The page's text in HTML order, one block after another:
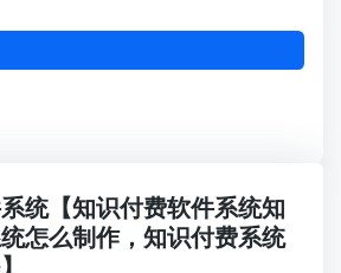
统【知识付费软件系统知
怎么制作，知识付费系统